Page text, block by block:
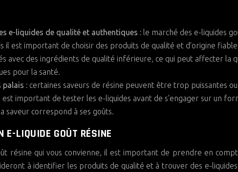
e-liquides de qualité et authentiques : le marché des e-liquides
il est important de choisir des produits de qualité et d’origine
avec des ingrédients de qualité inférieure, ce qui peut affecter la
pour la santé.
palais : certaines saveurs de résine peuvent être trop puissantes
est important de tester les e-liquides avant de s’engager sur un
saveur correspond à ses goûts.
E-LIQUIDE GOÛT RÉSINE
résine qui vous convienne, il est important de prendre en
à identifier les produits de qualité et à trouver des e-